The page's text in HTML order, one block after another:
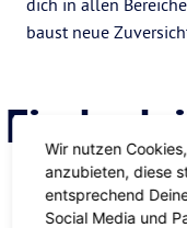
dich in allen
baust neue
Finde
Wir nutzen
anzubieten, diese
entsprechend
Social Media und